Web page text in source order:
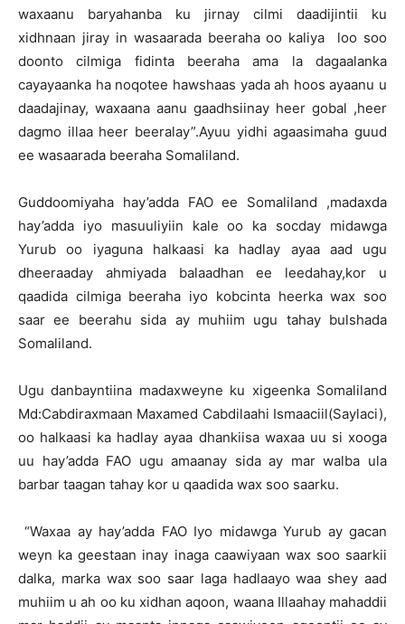
waxaanu baryahanba ku jirnay cilmi daadijintii ku
xidhnaan jiray in wasaarada beeraha oo kaliya loo soo
doonto cilmiga fidinta beeraha ama la dagaalanka
cayayaanka ha noqotee hawshaas yada ah hoos ayaanu u
daadajinay, waxaana aanu gaadhsiinay heer gobal ,heer
dagmo illaa heer beeralay”.Ayuu yidhi agaasimaha guud
ee wasaarada beeraha Somaliland.
Guddoomiyaha hay’adda FAO ee Somaliland ,madaxda
hay’adda iyo masuuliyiin kale oo ka socday midawga
Yurub oo iyaguna halkaasi ka hadlay ayaa aad ugu
dheeraaday ahmiyada balaadhan ee leedahay,kor u
qaadida cilmiga beeraha iyo kobcinta heerka wax soo
saar ee beerahu sida ay muhiim ugu tahay bulshada
Somaliland.
Ugu danbayntiina madaxweyne ku xigeenka Somaliland
Md:Cabdiraxmaan Maxamed Cabdilaahi Ismaaciil(Saylaci),
oo halkaasi ka hadlay ayaa dhankiisa waxaa uu si xooga
uu hay’adda FAO ugu amaanay sida ay mar walba ula
barbar taagan tahay kor u qaadida wax soo saarku.
“Waxaa ay hay’adda FAO Iyo midawga Yurub ay gacan
weyn ka geestaan inay inaga caawiyaan wax soo saarkii
dalka, marka wax soo saar laga hadlaayo waa shey aad
muhiim u ah oo ku xidhan aqoon, waana Illaahay mahaddii